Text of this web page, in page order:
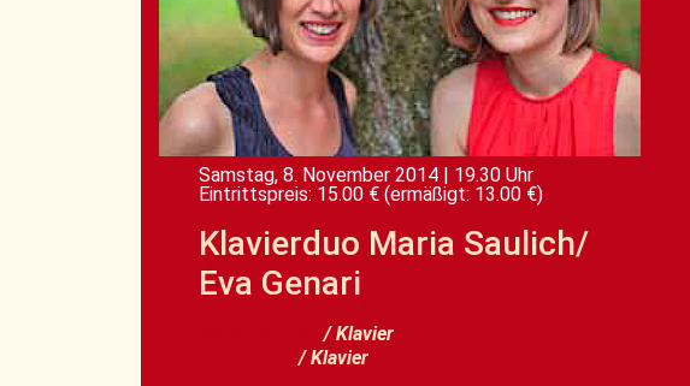
Samstag, 8. November 2014 | 19.30 Uhr
Eintrittspreis: 15.00 € (ermäßigt: 13.00 €)
Klavierduo Maria Saulich/
Eva Genari
/ Klavier
/ Klavier